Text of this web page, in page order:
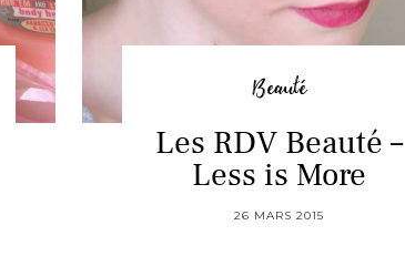
Beauté
Les RDV Beauté –
Less is More
26 MARS 2015